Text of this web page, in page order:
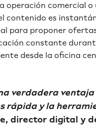
operación comercial
contenido es
para proponer
constante
desde la oficina
verdadera
rápida y la
director digital y